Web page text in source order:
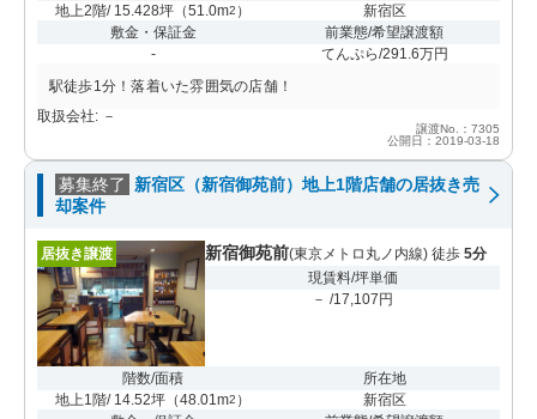
地上2階/ 15.428坪 （51.0m2 ）
新宿区
敷金・保証金
-
前業態/希望譲渡額
てんぷら/291.6万円
駅徒歩1分！落着いた雰囲気の店舗！
取扱会社: －
譲渡No.：7305
公開日：2019-03-18
募集終了
新宿区（新宿御苑前）地上1階店舗の居抜き売
却案件
居抜き譲渡 新宿御苑前(東京メトロ丸ノ内線) 徒歩 5分
現賃料/坪単価
－ /17,107円
階数/面積
地上1階/ 14.52坪 （48.01m2 ）
所在地
新宿区